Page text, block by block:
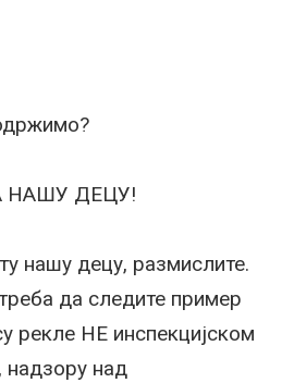
НАШУ ДЕЦУ!
нашу децу, размислите.
да следите пример
рекле НЕ инспекцијском
над